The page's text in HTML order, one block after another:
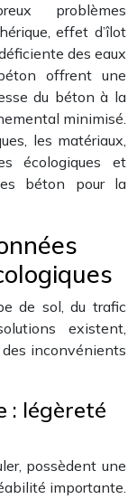
problèmes
effet d’îlot
des eaux
offrent une
du béton à la
minimisé.
les matériaux,
écologiques et
béton pour la
de sol, du trafic
existent,
inconvénients
: légèreté
possèdent une
importante.